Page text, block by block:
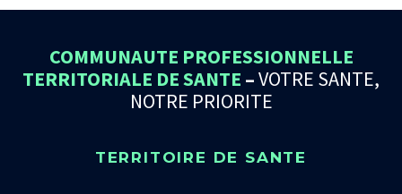
COMMUNAUTE PROFESSIONNELLE
TERRITORIALE DE SANTE –VOTRE SANTE,
NOTRE PRIORITE
TERRITOIRE DE SANTE